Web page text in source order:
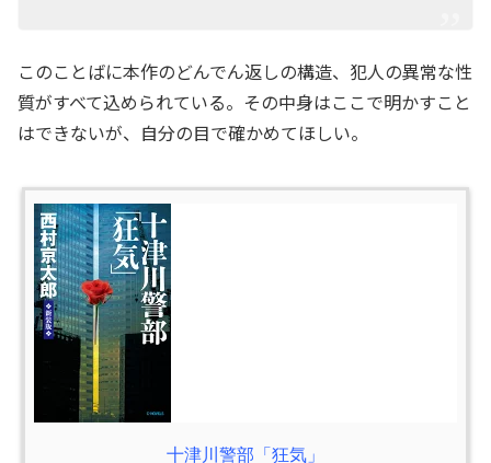
このことばに本作のどんでん返しの構造、犯人の異常な性
質がすべて込められている。その中身はここで明かすこと
はできないが、自分の目で確かめてほしい。
十津川警部「狂気」